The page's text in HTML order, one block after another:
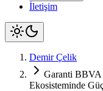
İletişim
Demir Çelik
Garanti
Ekosisteminde